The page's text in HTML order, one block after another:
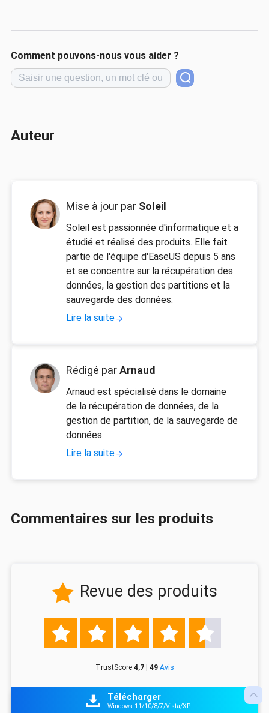

Comment pouvons-nous vous aider ?
Auteur
Mise à jour par Soleil
Soleil est passionnée d'informatique et a
étudié et réalisé des produits. Elle fait
partie de l'équipe d'EaseUS depuis 5 ans
et se concentre sur la récupération des
données, la gestion des partitions et la
sauvegarde des données.
Lire la suite
Rédigé parArnaud
Arnaud est spécialisé dans le domaine
de la récupération de données, de la
gestion de partition, de la sauvegarde de
données.
Lire la suite
Commentaires sur les produits
 Revue des produits
    
TrustScore 4,7 | 49 Avis
 Télécharger
Windows 11/10/8/7/Vista/XP